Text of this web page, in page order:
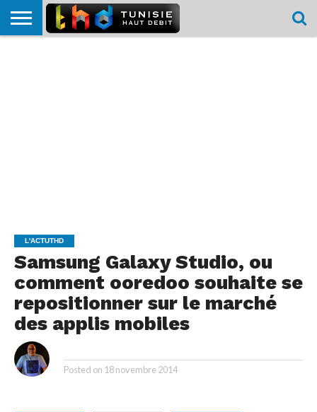
L'ACTUTHD
Samsung Galaxy Studio, ou
comment ooredoo souhaite se
repositionner sur le marché
des applis mobiles
Posted on 18 novembre 2014